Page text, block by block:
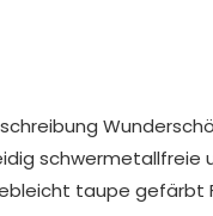
taupe gefärbt